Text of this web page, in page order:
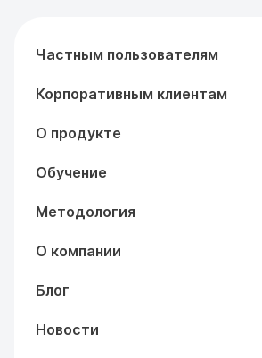
Частным пользователям
Корпоративным клиентам
О продукте
Обучение
Методология
О компании
Блог
Новости